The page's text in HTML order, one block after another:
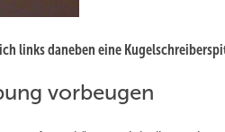
links daneben eine
vorbeugen